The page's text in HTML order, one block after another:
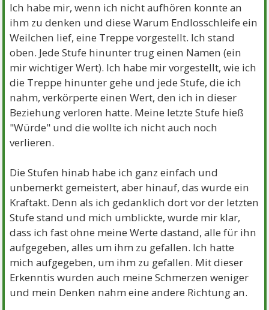
Ich habe mir, wenn ich nicht aufhören konnte an
ihm zu denken und diese Warum Endlosschleife ein
Weilchen lief, eine Treppe vorgestellt. Ich stand
oben. Jede Stufe hinunter trug einen Namen (ein
mir wichtiger Wert). Ich habe mir vorgestellt, wie ich
die Treppe hinunter gehe und jede Stufe, die ich
nahm, verkörperte einen Wert, den ich in dieser
Beziehung verloren hatte. Meine letzte Stufe hieß
"Würde" und die wollte ich nicht auch noch
verlieren.
Die Stufen hinab habe ich ganz einfach und
unbemerkt gemeistert, aber hinauf, das wurde ein
Kraftakt. Denn als ich gedanklich dort vor der letzten
Stufe stand und mich umblickte, wurde mir klar,
dass ich fast ohne meine Werte dastand, alle für ihn
aufgegeben, alles um ihm zu gefallen. Ich hatte
mich aufgegeben, um ihm zu gefallen. Mit dieser
Erkenntis wurden auch meine Schmerzen weniger
und mein Denken nahm eine andere Richtung an.